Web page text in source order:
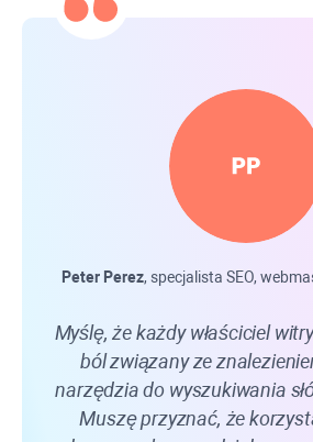
Peter Perez, specjalista SEO,
Myślę, że każdy właściciel
ból związany ze
narzędzia do wyszukiwania
Muszę przyznać, że